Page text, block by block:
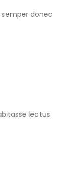
donec
lectus